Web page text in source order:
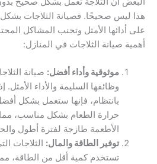
هذا ليس صحيحًا. فصيانة الثلاجات
على أدائها الأمثل وتجنب المشاكل
أهمية صيانة الثلاجات في المنازل:
موثوقية وأداء أفضل: صيانة
وظائفها السليمة والأداء الأمثل.
بانتظام، فإنها ستعمل بشكل
حرارة الطعام بشكل مناسب،
الأطعمة طازجة لفترة أطول
توفير الطاقة والمال: الثلاجات
تستخدم كمية أقل من الطاقة،